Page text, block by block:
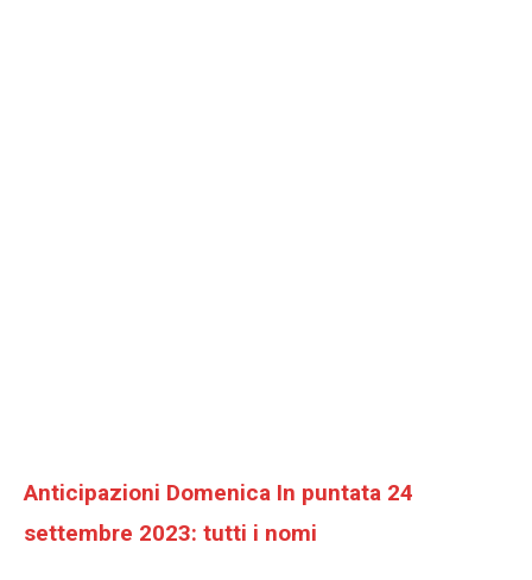
Anticipazioni Domenica In puntata 24
settembre 2023: tutti i nomi